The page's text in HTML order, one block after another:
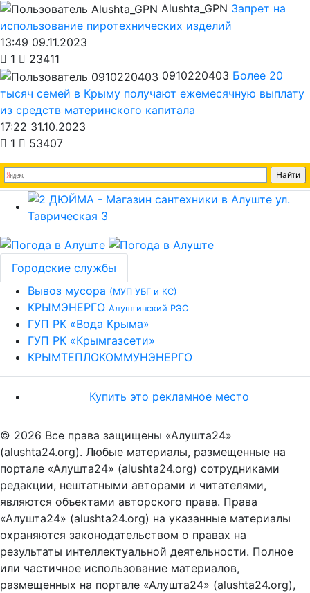
Alushta_GPN Запрет на
использование пиротехнических изделий
13:49 09.11.2023
1
23411
0910220403 Более 20
тысяч семей в Крыму получают ежемесячную выплату
из средств материнского капитала
17:22 31.10.2023
1
53407
Городские службы
Вывоз мусора (МУП УБГ и КС)
КРЫМЭНЕРГО Алуштинский РЭС
ГУП РК «Вода Крыма»
ГУП РК «Крымгазсети»
КРЫМТЕПЛОКОММУНЭНЕРГО
Купить это рекламное место
© 2026 Все права защищены «Алушта24»
(alushta24.org). Любые материалы, размещенные на
портале «Алушта24» (alushta24.org) сотрудниками
редакции, нештатными авторами и читателями,
являются объектами авторского права. Права
«Алушта24» (alushta24.org) на указанные материалы
охраняются законодательством о правах на
результаты интеллектуальной деятельности. Полное
или частичное использование материалов,
размещенных на портале «Алушта24» (alushta24.org),